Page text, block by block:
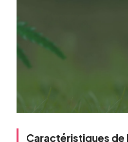
Caractéristiques de